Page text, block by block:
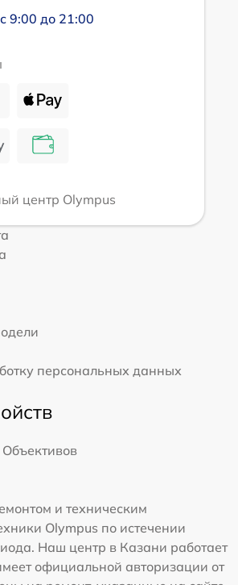
9:00 до 21:00
центр Olympus
персональных данных
Объективов
и техническим
Olympus по истечении
Наш центр в Казани работает
официальной авторизации от